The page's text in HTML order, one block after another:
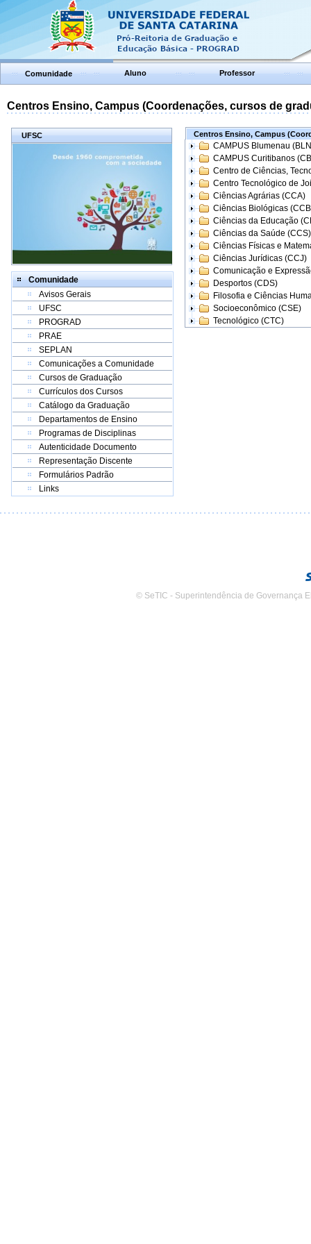
Comunidade Aluno Professor
Centros Ensino, Campus (Coordenações, cursos de
UFSC
Comunidade
Avisos Gerais
UFSC
PROGRAD
PRAE
SEPLAN
Comunicações a Comunidade
Cursos de Graduação
Currículos dos Cursos
Catálogo da Graduação
Departamentos de Ensino
Programas de Disciplinas
Autenticidade Documento
Representação Discente
Formulários Padrão
Links
Centros Ensino, Campus
CAMPUS Blumenau
CAMPUS Curitibanos
Centro de Ciências,
Centro Tecnológico de
Ciências Agrárias (CCA)
Ciências Biológicas
Ciências da Educação
Ciências da Saúde (CCS)
Ciências Físicas e
Ciências Jurídicas (CCJ)
Comunicação e
Desportos (CDS)
Filosofia e Ciências
Socioeconômico (CSE)
Tecnológico (CTC)
© SeTIC - Superintendência de Governança